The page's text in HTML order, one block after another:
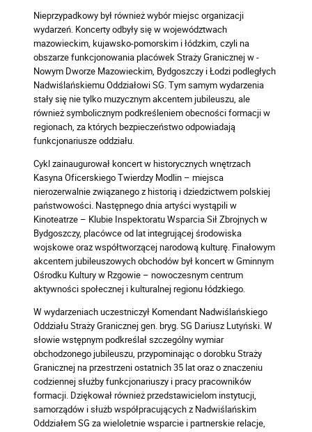
Nieprzypadkowy był również wybór miejsc organizacji
wydarzeń. Koncerty odbyły się w województwach
mazowieckim, kujawsko-pomorskim i łódzkim, czyli na
obszarze funkcjonowania placówek Straży Granicznej w -
Nowym Dworze Mazowieckim, Bydgoszczy i Łodzi podległych
Nadwiślańskiemu Oddziałowi SG. Tym samym wydarzenia
stały się nie tylko muzycznym akcentem jubileuszu, ale
również symbolicznym podkreśleniem obecności formacji w
regionach, za których bezpieczeństwo odpowiadają
funkcjonariusze oddziału.
Cykl zainaugurował koncert w historycznych wnętrzach
Kasyna Oficerskiego Twierdzy Modlin – miejsca
nierozerwalnie związanego z historią i dziedzictwem polskiej
państwowości. Następnego dnia artyści wystąpili w
Kinoteatrze – Klubie Inspektoratu Wsparcia Sił Zbrojnych w
Bydgoszczy, placówce od lat integrującej środowiska
wojskowe oraz współtworzącej narodową kulturę. Finałowym
akcentem jubileuszowych obchodów był koncert w Gminnym
Ośrodku Kultury w Rzgowie – nowoczesnym centrum
aktywności społecznej i kulturalnej regionu łódzkiego.
W wydarzeniach uczestniczył Komendant Nadwiślańskiego
Oddziału Straży Granicznej gen. bryg. SG Dariusz Lutyński. W
słowie wstępnym podkreślał szczególny wymiar
obchodzonego jubileuszu, przypominając o dorobku Straży
Granicznej na przestrzeni ostatnich 35 lat oraz o znaczeniu
codziennej służby funkcjonariuszy i pracy pracowników
formacji. Dziękował również przedstawicielom instytucji,
samorządów i służb współpracujących z Nadwiślańskim
Oddziałem SG za wieloletnie wsparcie i partnerskie relacje,